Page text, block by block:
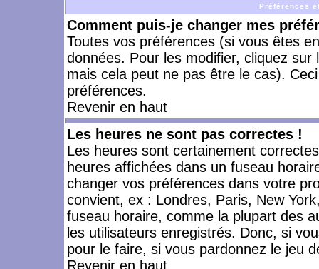
Préférences
Comment puis-je changer mes
Toutes vos préférences (si vous êtes
données. Pour les modifier, cliquez sur
mais cela peut ne pas être le cas).
préférences.
Revenir en haut
Les heures ne sont pas correctes !
Les heures sont certainement
heures affichées dans un fuseau
changer vos préférences dans votre
convient, ex : Londres, Paris, New
fuseau horaire, comme la plupart des
les utilisateurs enregistrés. Donc, si
pour le faire, si vous pardonnez le jeu
Revenir en haut